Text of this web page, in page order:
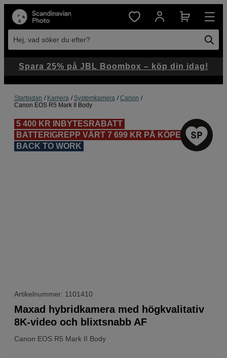
Hej, vad söker du efter?
Startsidan Kamera Systemkamera
Canon
Canon EOS R5 Mark II Body
5 400 KR INBYTESRABATT
BATTERIGREPP VÄRT 7 699 KR PÅ KÖPET
BACK TO WORK
Artikelnummer: 1101410
Canon EOS R5 Mark II Body
Maxad hybridkamera med högkvalitativ
8K-video och blixtsnabb AF
Spara 25% på JBL Boombox – köp din idag!